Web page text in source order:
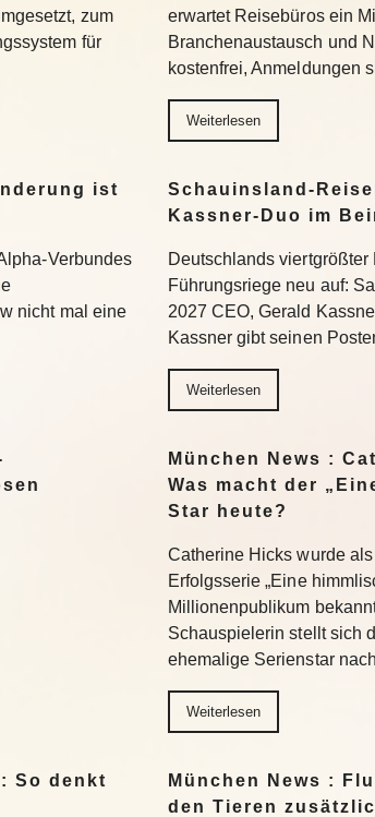
zum
für
erwartet Reisebüros ein
Branchenaustausch und
kostenfrei, Anmeldungen
Weiterlesen
ist
Verbundes
nicht mal eine
Schauinsland-
Kassner-Duo im
Deutschlands
Führungsriege neu auf:
2027 CEO, Gerald
Kassner gibt seinen
Weiterlesen
München News :
Was macht der
Star heute?
Catherine Hicks wurde
Erfolgsserie „Eine
Millionenpublikum
Schauspielerin stellt sich
ehemalige Serienstar
Weiterlesen
So denkt
München News :
den Tieren